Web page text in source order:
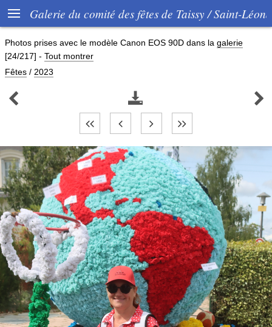
 Galerie du comité des fêtes de Taissy / Saint-
Photos prises avec le modèle Canon EOS 90D dans la galerie
[24/217] - Tout montrer
Fêtes / 2023
  